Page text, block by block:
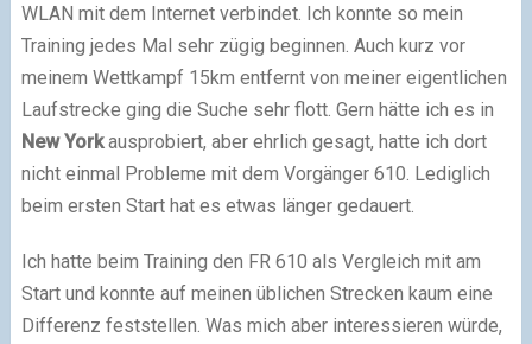
WLAN mit dem Internet verbindet. Ich konnte so mein
Training jedes Mal sehr zügig beginnen. Auch kurz vor
meinem Wettkampf 15km entfernt von meiner eigentlichen
Laufstrecke ging die Suche sehr flott. Gern hätte ich es in
New Yorkausprobiert, aber ehrlich gesagt, hatte ich dort
nicht einmal Probleme mit dem Vorgänger 610. Lediglich
beim ersten Start hat es etwas länger gedauert.
Ich hatte beim Training den FR 610 als Vergleich mit am
Start und konnte auf meinen üblichen Strecken kaum eine
Differenz feststellen. Was mich aber interessieren würde,